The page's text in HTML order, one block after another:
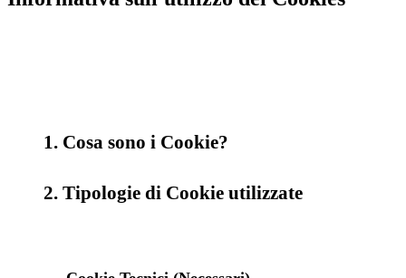
1. Cosa sono i Cookie?
2. Tipologie di Cookie utilizzate